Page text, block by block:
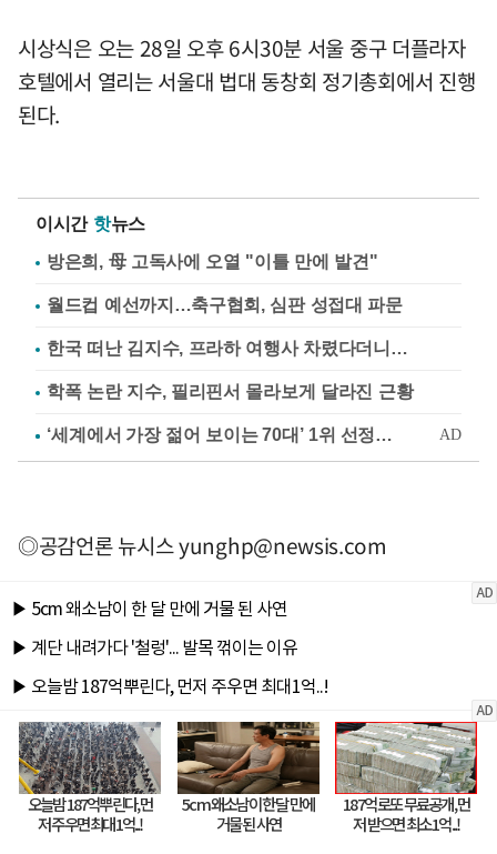
시상식은 오는 28일 오후 6시30분 서울 중구 더플라자
호텔에서 열리는 서울대 법대 동창회 정기총회에서 진행
된다.
이시간 핫뉴스
방은희, 母 고독사에 오열 "이틀 만에 발견"
월드컵 예선까지…축구협회, 심판 성접대 파문
한국 떠난 김지수, 프라하 여행사 차렸다더니…
학폭 논란 지수, 필리핀서 몰라보게 달라진 근황
◎공감언론 뉴시스yunghp@newsis.com